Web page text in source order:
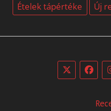
Ételek tápértéke
Új